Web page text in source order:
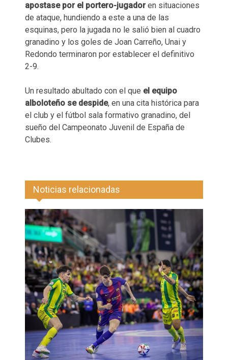
apostase por el portero-jugadoren situaciones
de ataque, hundiendo a este a una de las
esquinas, pero la jugada no le salió bien al cuadro
granadino y los goles de Joan Carreño, Unai y
Redondo terminaron por establecer el definitivo
2-9.
Un resultado abultado con el que el equipo
alboloteño se despide, en una cita histórica para
el club y el fútbol sala formativo granadino, del
sueño del Campeonato Juvenil de España de
Clubes.
Noticias relacionadas